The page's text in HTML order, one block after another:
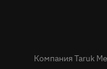
Компания Taruk